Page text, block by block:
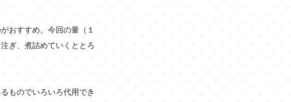
おすすめ。今回の量（１
ぎ、煮詰めていくととろ
ものでいろいろ代用でき